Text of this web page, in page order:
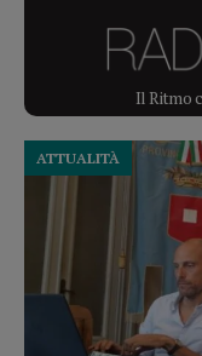
Il Ritmo
ATTUALITÀ